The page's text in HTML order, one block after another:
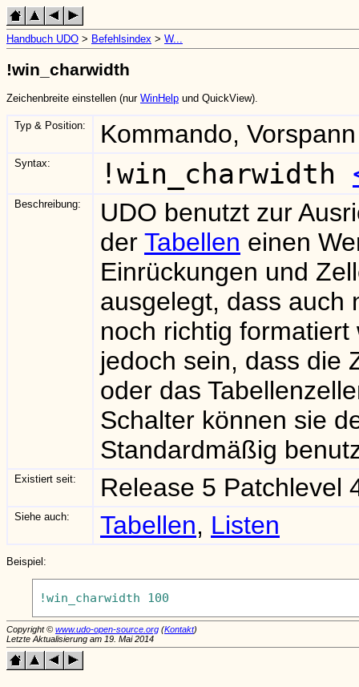
Handbuch UDO > Befehlsindex > W...
!win_charwidth
Zeichenbreite einstellen (nur WinHelp und QuickView).
Typ & Position: Kommando,
Syntax: !win_charwidth
Beschreibung:
UDO benutzt zur
der Tabellen einen
Einrückungen und
ausgelegt, dass auch
noch richtig
jedoch sein, dass die
oder das
Schalter können sie
Standardmäßig
Existiert seit: Release 5 Patchlevel
Siehe auch: Tabellen, Listen
Beispiel:
Copyright © www.udo-open-source.org (Kontakt)
Letzte Aktualisierung am 19. Mai 2014